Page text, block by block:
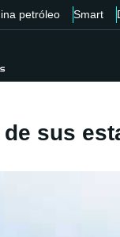
petróleo Smart
sus